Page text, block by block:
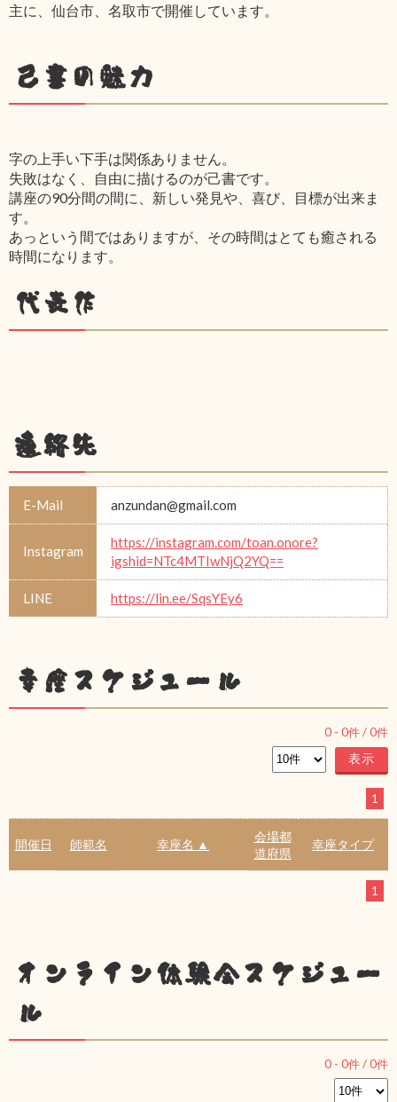
主に、仙台市、名取市で開催しています。
己書の魅力
字の上手い下手は関係ありません。
失敗はなく、自由に描けるのが己書です。
講座の90分間の間に、新しい発見や、喜び、目標が出来ま
す。
あっという間ではありますが、その時間はとても癒される
時間になります。
代表作
連絡先
E-Mail anzundan@gmail.com
Instagram
https://instagram.com/toan.onore?
igshid=NTc4MTIwNjQ2YQ==
LINE https://lin.ee/SqsYEy6
幸座スケジュール
0 - 0件 /0件
1
開催日 師範名 幸座名 ▲
会場都
道府県
幸座タイプ
1
オンライン体験会スケジュー
ル
0 - 0件 /0件